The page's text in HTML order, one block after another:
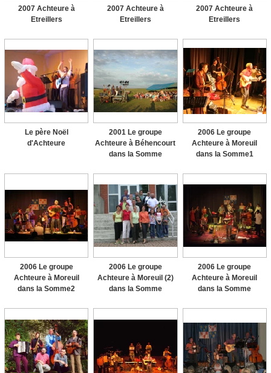
2007 Achteure à
Etreillers
2007 Achteure à
Etreillers
2007 Achteure à
Etreillers
Le père Noël
d'Achteure
2001 Le groupe
Achteure à Béhencourt
dans la Somme
2006 Le groupe
Achteure à Moreuil
dans la Somme1
2006 Le groupe
Achteure à Moreuil
dans la Somme2
2006 Le groupe
Achteure à Moreuil (2)
dans la Somme
2006 Le groupe
Achteure à Moreuil
dans la Somme